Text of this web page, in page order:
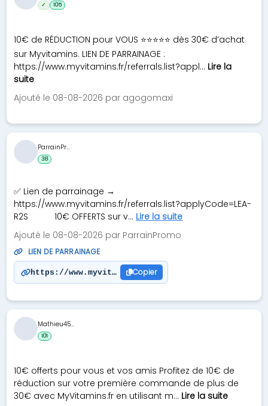
10€ de RÉDUCTION pour VOUS ⭐⭐⭐⭐⭐ dès 30€ d’achat
sur Myvitamins. LIEN DE PARRAINAGE :
https://www.myvitamins.fr/referrals.list?appl... Lire la
suite
Ajouté le 08-08-2026 par agogomaxi
✓ 105
✅ Lien de parrainage →
https://www.myvitamins.fr/referrals.list?applyCode=LEA-
R2S ‎ ‎ ‎ ‎ ‎ ‎ ‎ ‎ ‎ ‎ 10€ OFFERTS sur v... Lire la suite
Ajouté le 08-08-2026 par ParrainPromo
LIEN DE PARRAINAGE
https://www.myvitamins.fr/
Copier
ParrainPr...
38
10€ offerts pour vous et vos amis Profitez de 10€ de
réduction sur votre première commande de plus de
30€ avec MyVitamins.fr en utilisant m... Lire la suite
Mathieu45...
101